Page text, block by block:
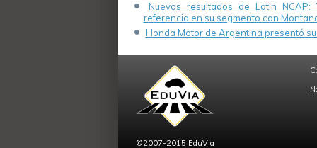
Nuevos resultados de Latin
referencia en su segmento con
Honda Motor de Argentina presentó
©2007-2015 EduVia